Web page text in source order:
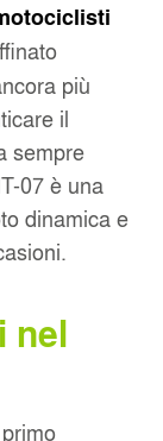
più
il
sempre
07 è una
dinamica e
nel